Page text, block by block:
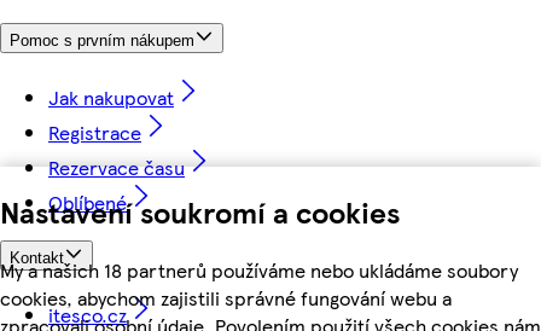
Nastavení soukromí a cookies
My a našich 18 partnerů používáme nebo ukládáme soubory
cookies, abychom zajistili správné fungování webu a
zpracovali osobní údaje. Povolením použití všech cookies nám
Pomoc s prvním nákupem
Jak nakupovat
Registrace
Rezervace času
Oblíbené
Kontakt
itesco.cz